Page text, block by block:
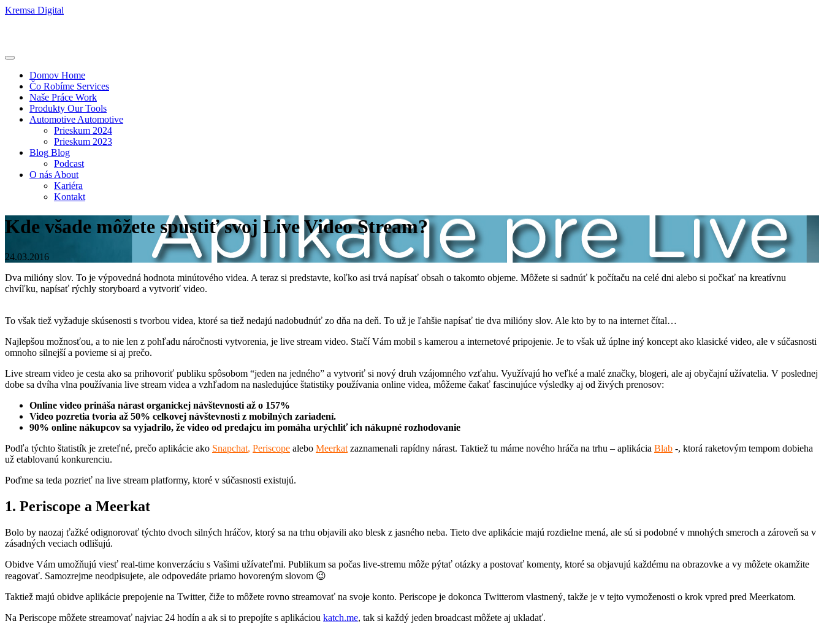
Kremsa Digital
Domov Home
Čo Robíme Services
Naše Práce Work
Produkty Our Tools
Automotive Automotive
Prieskum 2024
Prieskum 2023
Blog Blog
Podcast
O nás About
Kariéra
Kontakt
Kde všade môžete spustiť svoj Live Video Stream?
24.03.2016
Dva milióny slov. To je výpovedná hodnota minútového videa. A teraz si predstavte, koľko asi trvá napísať obsah o takomto objeme. Môžete si sadnúť k počítaču na celé dni alebo si počkať na kreatívnu
chvíľku, napísať rýchly storyboard a vytvoriť video.
To však tiež vyžaduje skúsenosti s tvorbou videa, ktoré sa tiež nedajú nadobudnúť zo dňa na deň. To už je ľahšie napísať tie dva milióny slov. Ale kto by to na internet čítal…
Najlepšou možnosťou, a to nie len z pohľadu náročnosti vytvorenia, je live stream video. Stačí Vám mobil s kamerou a internetové pripojenie. Je to však už úplne iný koncept ako klasické video, ale v súčasnosti
omnoho silnejší a povieme si aj prečo.
Live stream video je cesta ako sa prihovoriť publiku spôsobom “jeden na jedného” a vytvoriť si nový druh vzájomného vzťahu. Využívajú ho veľké a malé značky, blogeri, ale aj obyčajní užívatelia. V poslednej
dobe sa dvíha vlna používania live stream videa a vzhľadom na nasledujúce štatistiky používania online videa, môžeme čakať fascinujúce výsledky aj od živých prenosov:
Online video prináša nárast organickej návštevnosti až o 157%
Video pozretia tvoria až 50% celkovej návštevnosti z mobilných zariadení.
90% online nákupcov sa vyjadrilo, že video od predajcu im pomáha urýchliť ich nákupné rozhodovanie
Podľa týchto štatistík je zreteľné, prečo aplikácie ako Snapchat, Periscope alebo Meerkat zaznamenali rapídny nárast. Taktiež tu máme nového hráča na trhu – aplikácia Blab -, ktorá raketovým tempom dobieha
už etablovanú konkurenciu.
Poďme sa teda pozrieť na live stream platformy, ktoré v súčasnosti existujú.
1. Periscope a Meerkat
Bolo by naozaj ťažké odignorovať týchto dvoch silných hráčov, ktorý sa na trhu objavili ako blesk z jasného neba. Tieto dve aplikácie majú rozdielne mená, ale sú si podobné v mnohých smeroch a zároveň sa v
zásadných veciach odlišujú.
Obidve Vám umožňujú viesť real-time konverzáciu s Vašimi užívateľmi. Publikum sa počas live-stremu môže pýtať otázky a postovať komenty, ktoré sa objavujú každému na obrazovke a vy môžete okamžite
reagovať. Samozrejme neodpisujete, ale odpovedáte priamo hovoreným slovom 😉
Taktiež majú obidve aplikácie prepojenie na Twitter, čiže to môžete rovno streamovať na svoje konto. Periscope je dokonca Twitterom vlastnený, takže je v tejto vymoženosti o krok vpred pred Meerkatom.
Na Periscope môžete streamovať najviac 24 hodín a ak si to prepojíte s aplikáciou katch.me, tak si každý jeden broadcast môžete aj ukladať.